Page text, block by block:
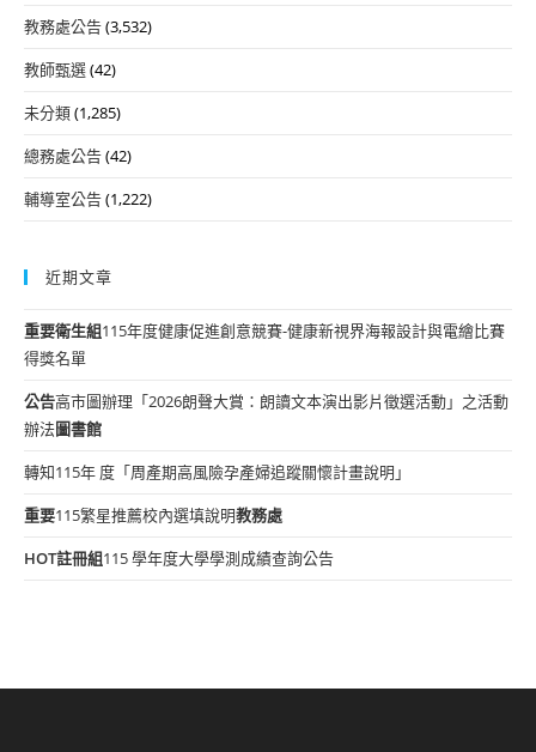
教務處公告(3,532)
教師甄選(42)
未分類(1,285)
總務處公告(42)
輔導室公告(1,222)
近期文章
重要衛生組115年度健康促進創意競賽-健康新視界海報設計與電繪比賽
得獎名單
公告高市圖辦理「2026朗聲大賞：朗讀文本演出影片徵選活動」之活動
辦法圖書館
轉知115年 度「周產期高風險孕產婦追蹤關懷計畫說明」
重要115繁星推薦校內選填說明教務處
HOT註冊組115 學年度大學學測成績查詢公告